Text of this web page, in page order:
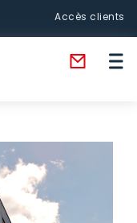
Accès clients